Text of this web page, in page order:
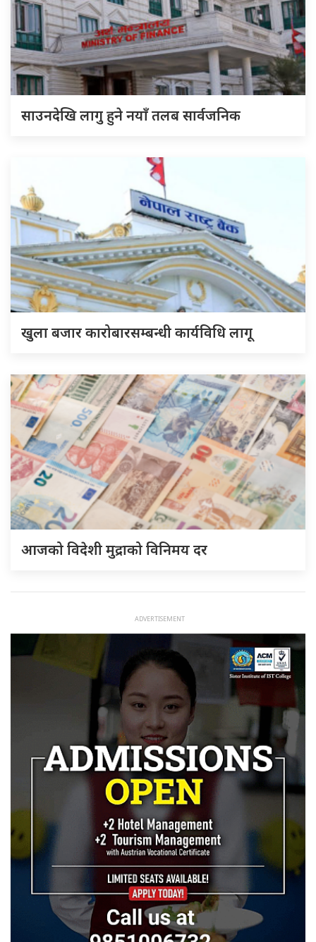
साउनदेखि लागु हुने नयाँ तलब सार्वजनिक
खुला बजार कारोबारसम्बन्धी कार्यविधि लागू
आजको विदेशी मुद्राको विनिमय दर